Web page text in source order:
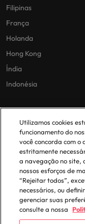
Filipinas
França
Holanda
Hong Kong
Índia
Indonésia
As nossas políticas
Politica Privacidade
Politica de cookies
Política de Biblioteca
Politica de escravidão
Utilizamos cookies
funcionamento do
você concorda com o
estritamente
a navegação no site,
nossos esforços de
“Rejeitar todos”,
necessários, ou
gerenciar suas
consulte a nossa